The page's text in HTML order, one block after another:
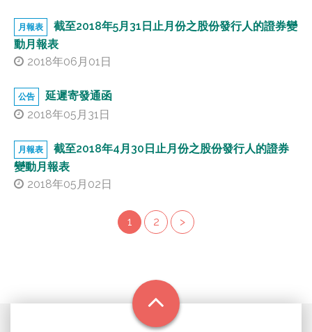
月報表
截至2018年5月31日止月份之股份發行人的證券變
動月報表
2018年06月01日
公告
延遲寄發通函
2018年05月31日
月報表
截至2018年4月30日止月份之股份發行人的證券
變動月報表
2018年05月02日
1 2 >